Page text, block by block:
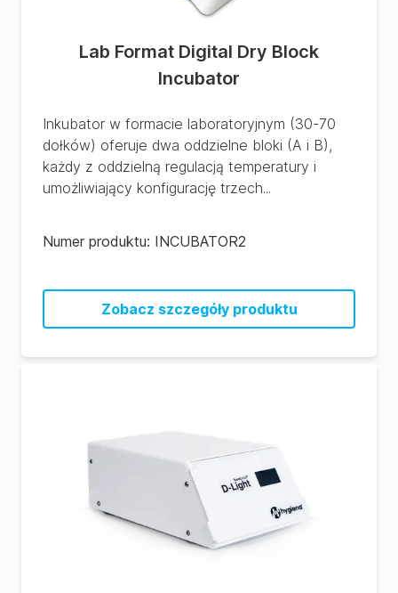
Lab Format Digital Dry Block
Incubator
Inkubator w formacie laboratoryjnym (30-70
dołków) oferuje dwa oddzielne bloki (A i B),
każdy z oddzielną regulacją temperatury i
umożliwiający konfigurację trzech...
Numer produktu: INCUBATOR2
Zobacz szczegóły produktu